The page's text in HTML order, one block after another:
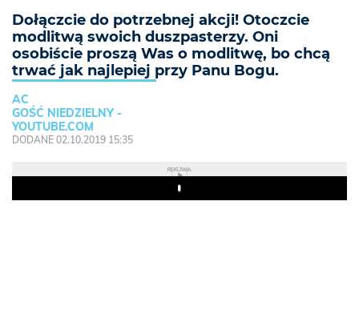
Dołączcie do potrzebnej akcji! Otoczcie
modlitwą swoich duszpasterzy. Oni
osobiście proszą Was o modlitwę, bo chcą
trwać jak najlepiej przy Panu Bogu.
AC
GOŚĆ NIEDZIELNY -
YOUTUBE.COM
DODANE 02.10.2019 15:35
REKLAMA
Play